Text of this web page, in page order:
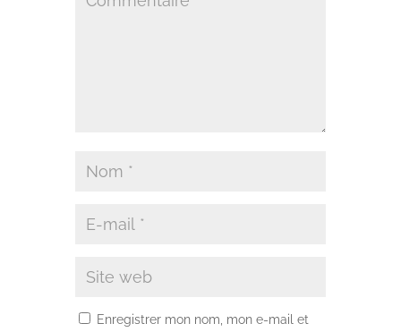
Enregistrer mon nom, mon e-mail et